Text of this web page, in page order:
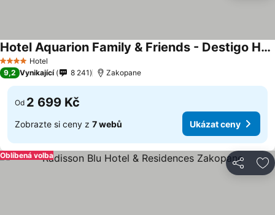
4 Počet hvězdiček
Hotel
Hotel Aquarion Family & Friends - Destigo Hotels
9,2 Vynikající 8 241 Zakopane
Od 2 699 Kč
Zobrazte si ceny z 7 webů Ukázat ceny
Sdílet
Oblíbená volba